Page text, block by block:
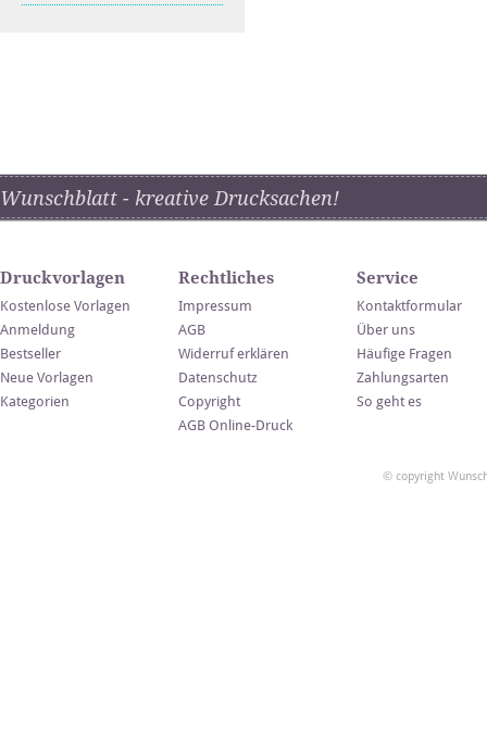
Wunschblatt - kreative Drucksachen!
Druckvorlagen
Kostenlose Vorlagen
Anmeldung
Bestseller
Neue Vorlagen
Kategorien
Rechtliches
Impressum
AGB
Widerruf erklären
Datenschutz
Copyright
AGB Online-Druck
Service
Kontaktformular
Über uns
Häufige Fragen
Zahlungsarten
So geht es
© copyright